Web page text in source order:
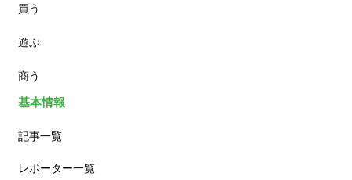
ランチ
カフェ
買う
遊ぶ
商う
基本情報
記事一覧
レポーター一覧